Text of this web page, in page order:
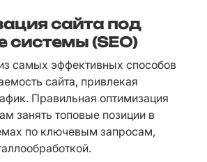
сайта под
системы (SEO)
самых эффективных способов
сайта, привлекая
Правильная оптимизация
занять топовые позиции в
по ключевым запросам,